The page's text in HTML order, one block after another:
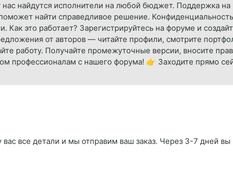
найдутся исполнители на любой бюджет. Поддержка
найти справедливое решение. Конфиденциальность
это работает? Зарегистрируйтесь на форуме и
от авторов — читайте профили, смотрите
работу. Получайте промежуточные версии, вносите
профессионалам с нашего форума! 👉 Заходите прямо
все детали и мы отправим ваш заказ. Через 3-7 дней вы